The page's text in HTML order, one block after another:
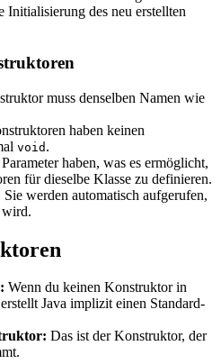
Initialisierung des neu erstellten
muss denselben Namen wie
haben keinen
void .
haben, was es ermöglicht,
für dieselbe Klasse zu definieren.
Sie werden automatisch aufgerufen,
wird.
Wenn du keinen Konstruktor in
Java implizit einen Standard-
Das ist der Konstruktor, der